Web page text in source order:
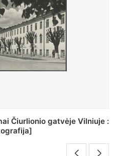
J. Pilsudskio kolegija :